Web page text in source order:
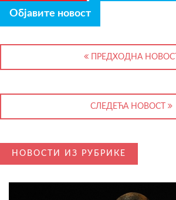
Објавите новост
ПРЕДХОДНА НОВОСТ
СЛЕДЕЋА НОВОСТ
НОВОСТИ ИЗ РУБРИКЕ